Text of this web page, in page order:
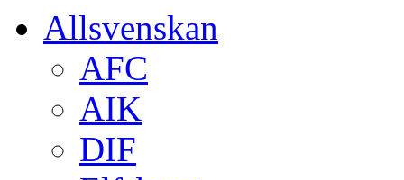
Allsvenskan
AFC
AIK
DIF